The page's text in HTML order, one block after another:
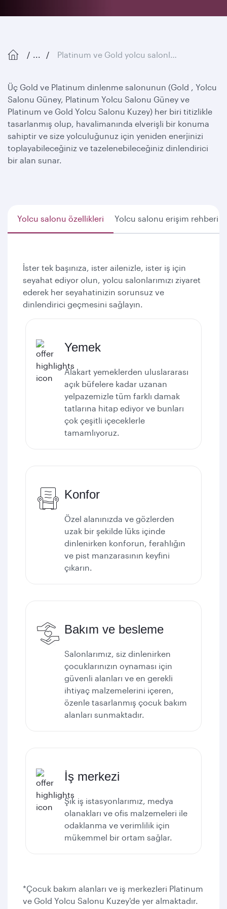
... Platinum ve Gold yolcu salonları
Üç Gold ve Platinum dinlenme salonunun (Gold , Yolcu
Salonu Güney, Platinum Yolcu Salonu Güney ve
Platinum ve Gold Yolcu Salonu Kuzey) her biri titizlikle
tasarlanmış olup, havalimanında elverişli bir konuma
sahiptir ve size yolculuğunuz için yeniden enerjinizi
toplayabileceğiniz ve tazelenebileceğiniz dinlendirici
bir alan sunar.
Yolcu salonu özellikleri Yolcu salonu erişim rehberi
İster tek başınıza, ister ailenizle, ister iş için
seyahat ediyor olun, yolcu salonlarımızı ziyaret
ederek her seyahatinizin sorunsuz ve
dinlendirici geçmesini sağlayın.
Yemek
Alakart yemeklerden uluslararası
açık büfelere kadar uzanan
yelpazemizle tüm farklı damak
tatlarına hitap ediyor ve bunları
çok çeşitli içeceklerle
tamamlıyoruz.
Konfor
Özel alanınızda ve gözlerden
uzak bir şekilde lüks içinde
dinlenirken konforun, ferahlığın
ve pist manzarasının keyfini
çıkarın.
Bakım ve besleme
Salonlarımız, siz dinlenirken
çocuklarınızın oynaması için
güvenli alanları ve en gerekli
ihtiyaç malzemelerini içeren,
özenle tasarlanmış çocuk bakım
alanları sunmaktadır.
İş merkezi
Şık iş istasyonlarımız, medya
olanakları ve ofis malzemeleri ile
odaklanma ve verimlilik için
mükemmel bir ortam sağlar.
*Çocuk bakım alanları ve iş merkezleri Platinum
ve Gold Yolcu Salonu Kuzey'de yer almaktadır.